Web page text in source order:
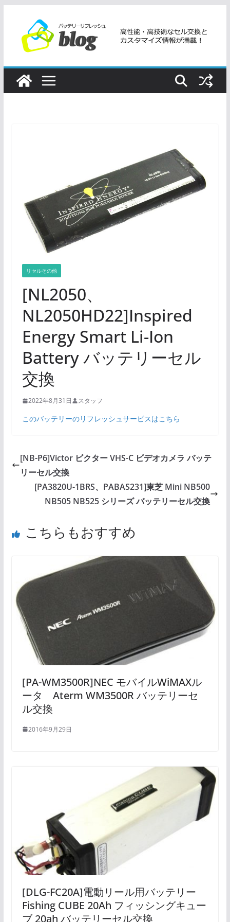
ツ
リセルその他
[NL2050、
NL2050HD22]Inspired
Energy Smart Li-Ion
Battery バッテリーセル
交換
2022年8月31日 スタッフ
このバッテリーのリフレッシュサービスはこちら
[NB-P6]Victor ビクター VHS-C ビデオカメラ バッテ
リーセル交換
[PA3820U-1BRS、PABAS231]東芝 Mini NB500
NB505 NB525 シリーズ バッテリーセル交換
こちらもおすすめ
[PA-WM3500R]NEC モバイルWiMAXル
ータ Aterm WM3500R バッテリーセ
ル交換
2016年9月29日
[DLG-FC20A]電動リール用バッテリー
Fishing CUBE 20Ah フィッシングキュー
ブ 20ah バッテリーセル交換